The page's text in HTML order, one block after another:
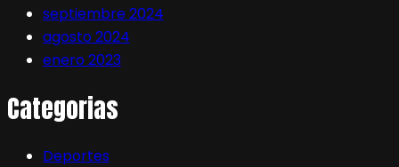
septiembre 2024
agosto 2024
enero 2023
Categorias
Deportes